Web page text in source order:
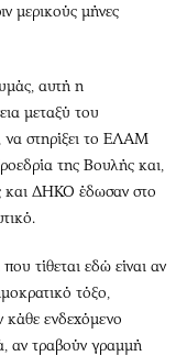
μερικούς μήνες
αυτή η
μεταξύ του
στηρίξει το ΕΛΑΜ
της Βουλής και,
και ΔΗΚΟ έδωσαν στο
τίθεται εδώ είναι αν
τόξο,
κάθε ενδεχόμενο
αν τραβούν γραμμή